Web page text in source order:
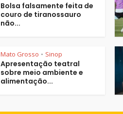
Bolsa falsamente feita de
couro de tiranossauro
não...
Mato Grosso • Sinop
Apresentação teatral
sobre meio ambiente e
alimentação...